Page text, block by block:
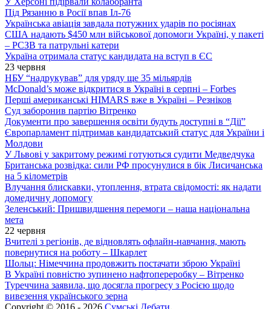
Під Рязанню в Росії впав Іл-76
Українська авіація завдала потужних ударів по росіянах
США надають $450 млн військової допомоги Україні, у пакеті
– РСЗВ та патрульні катери
Україна отримала статус кандидата на вступ в ЄС
23 червня
НБУ “надрукував” для уряду ще 35 мільярдів
McDonald’s може відкритися в Україні в серпні – Forbes
Перші американські HIMARS вже в Україні – Резніков
Суд заборонив партію Вітренко
Документи про завершення освіти будуть доступні в “Дії”
Європарламент підтримав кандидатський статус для України і
Молдови
У Львові у закритому режимі готуються судити Медведчука
Британська розвідка: сили РФ просунулися в бік Лисичанська
на 5 кілометрів
Влучання блискавки, утоплення, втрата свідомості: як надати
домедичну допомогу
Зеленський: Пришвидшення перемоги – наша національна
мета
22 червня
Вчителі з регіонів, де відновлять офлайн-навчання, мають
повернутися на роботу – Шкарлет
Шольц: Німеччина продовжить постачати зброю Україні
В Україні повністю зупинено нафтопереробку – Вітренко
Туреччина заявила, що досягла прогресу з Росією щодо
вивезення українського зерна